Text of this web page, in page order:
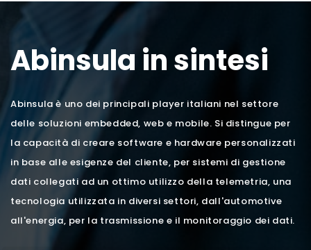
Abinsula in sintesi
Abinsula è uno dei principali player italiani nel settore
delle soluzioni embedded, web e mobile. Si distingue per
la capacità di creare software e hardware personalizzati
in base alle esigenze del cliente, per sistemi di gestione
dati collegati ad un ottimo utilizzo della telemetria, una
tecnologia utilizzata in diversi settori, dall'automotive
all'energia, per la trasmissione e il monitoraggio dei dati.